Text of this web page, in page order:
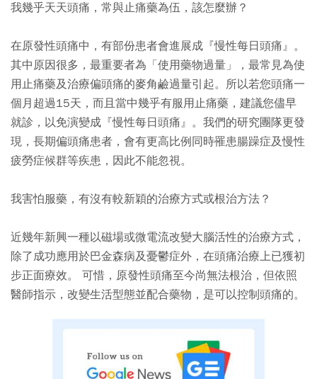
我幾乎天天頭痛，常與止痛藥為伍，該怎麼辦？
在原發性頭痛中，有部份患者會進展成『慢性每日頭痛』。
其中原因很多，最重要者為「使用藥物過量」，最常見為使
用止痛藥及治療偏頭痛的麥角鹼過量引起。所以若您頭痛一
個月超過15天，而且當中幾乎有服用止痛藥，建議您儘早
就診，以免演變成『慢性每日頭痛』。我們的研究團隊更發
現，長期偏頭痛患者，會有更高比例同時罹患腸躁症及慢性
疲勞症候群等疾患，因此不能忽視。
我害怕服藥，有沒有較新穎的治療方式或根治方法？
近幾年新興一種以磁場或微電流改變大腦活性的治療方式，
除了成功應用於巴金森病及憂鬱症外，在頭痛治療上已獲初
步正面療效。 可惜，原發性頭痛至今尚無法根治，但依照
醫師指示，改變生活型態並配合藥物，是可以控制頭痛的。